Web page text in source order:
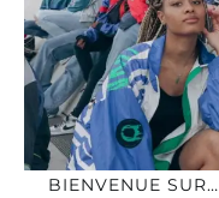
BIENVENUE SUR…